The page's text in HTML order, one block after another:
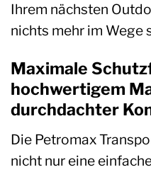
Ihrem nächsten
nichts mehr im Wege
Maximale
hochwertigem
durchdachter
Die Petromax
nicht nur eine